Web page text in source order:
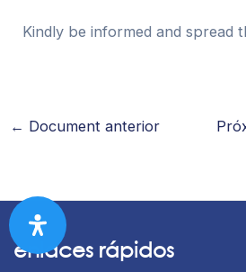
Kindly be informed and spread
← Document anterior
enlaces rápidos